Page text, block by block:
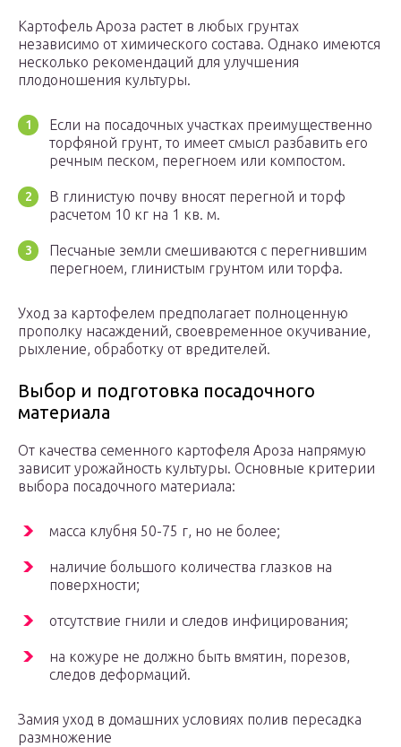
Картофель Ароза растет в любых грунтах
независимо от химического состава. Однако имеются
несколько рекомендаций для улучшения
плодоношения культуры.
Если на посадочных участках преимущественно
торфяной грунт, то имеет смысл разбавить его
речным песком, перегноем или компостом.
В глинистую почву вносят перегной и торф
расчетом 10 кг на 1 кв. м.
Песчаные земли смешиваются с перегнившим
перегноем, глинистым грунтом или торфа.
Уход за картофелем предполагает полноценную
прополку насаждений, своевременное окучивание,
рыхление, обработку от вредителей.
Выбор и подготовка посадочного
материала
От качества семенного картофеля Ароза напрямую
зависит урожайность культуры. Основные критерии
выбора посадочного материала:
масса клубня 50-75 г, но не более;
наличие большого количества глазков на
поверхности;
отсутствие гнили и следов инфицирования;
на кожуре не должно быть вмятин, порезов,
следов деформаций.
Замия уход в домашних условиях полив пересадка
размножение